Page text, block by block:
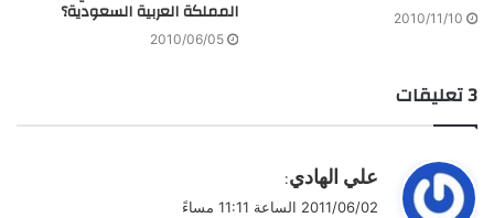
2010/11/10 المملكة العربية السعودية؟
2010/06/05
‫3 تعليقات
ي
ق
علي الهادي:
2011/06/02 الساعة 11:11 مساءً